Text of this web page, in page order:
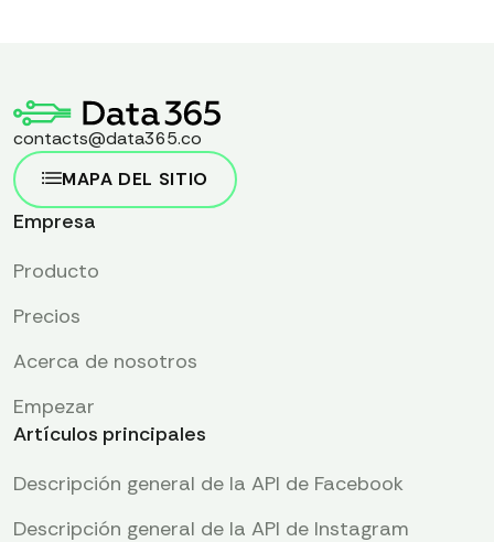
contacts@data365.co
MAPA DEL SITIO
Empresa
Producto
Precios
Acerca de nosotros
Empezar
Artículos principales
Descripción general de la API de Facebook
Descripción general de la API de Instagram